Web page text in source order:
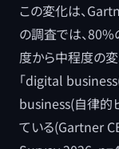
この変化は、
の調査では、
度から中程度の
「digital
business(自律的
ている(Gartner